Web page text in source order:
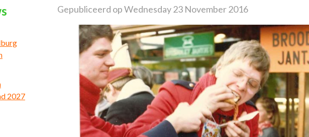
2027
Gepubliceerd op Wednesday 23 November 2016